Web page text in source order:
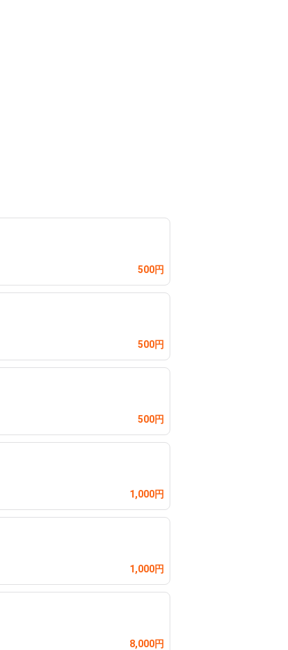
500円
500円
500円
1,000円
1,000円
8,000円